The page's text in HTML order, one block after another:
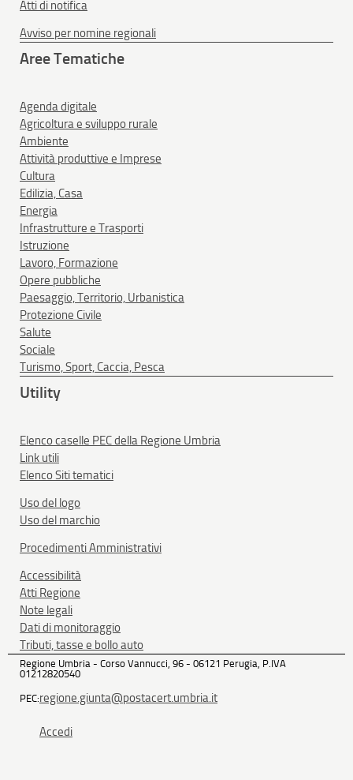
Atti di notifica
Avviso per nomine regionali
Aree Tematiche
Agenda digitale
Agricoltura e sviluppo rurale
Ambiente
Attività produttive e Imprese
Cultura
Edilizia, Casa
Energia
Infrastrutture e Trasporti
Istruzione
Lavoro, Formazione
Opere pubbliche
Paesaggio, Territorio, Urbanistica
Protezione Civile
Salute
Sociale
Turismo, Sport, Caccia, Pesca
Utility
Elenco caselle PEC della Regione Umbria
Link utili
Elenco Siti tematici
Uso del logo
Uso del marchio
Procedimenti Amministrativi
Accessibilità
Atti Regione
Note legali
Dati di monitoraggio
Tributi, tasse e bollo auto
Regione Umbria - Corso Vannucci, 96 - 06121 Perugia, P.IVA
01212820540
PEC:regione.giunta@postacert.umbria.it
Accedi